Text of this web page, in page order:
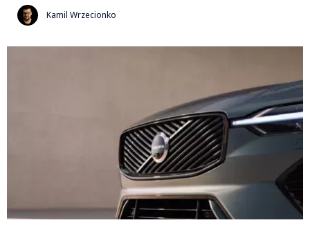
Kamil Wrzecionko